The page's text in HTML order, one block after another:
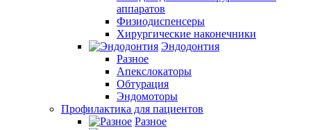
аппаратов
Физиодиспенсеры
Хирургические наконечники
Эндодонтия
Разное
Апекслокаторы
Обтурация
Эндомоторы
Профилактика для пациентов
Разное